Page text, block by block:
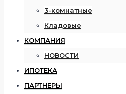
3-комнатные
Кладовые
КОМПАНИЯ
НОВОСТИ
ИПОТЕКА
ПАРТНЕРЫ